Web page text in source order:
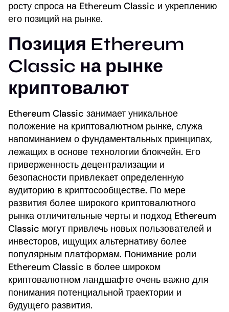
росту спроса на Ethereum Classic и укреплению
его позиций на рынке.
Позиция Ethereum
Classic на рынке
криптовалют
Ethereum Classic занимает уникальное
положение на криптовалютном рынке, служа
напоминанием о фундаментальных принципах,
лежащих в основе технологии блокчейн. Его
приверженность децентрализации и
безопасности привлекает определенную
аудиторию в криптосообществе. По мере
развития более широкого криптовалютного
рынка отличительные черты и подход Ethereum
Classic могут привлечь новых пользователей и
инвесторов, ищущих альтернативу более
популярным платформам. Понимание роли
Ethereum Classic в более широком
криптовалютном ландшафте очень важно для
понимания потенциальной траектории и
будущего развития.